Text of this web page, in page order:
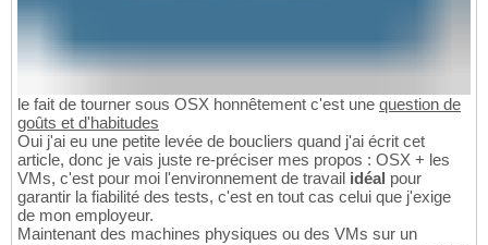
le fait de tourner sous OSX honnêtement c'est une question de
goûts et d'habitudes
Oui j'ai eu une petite levée de boucliers quand j'ai écrit cet
article, donc je vais juste re-préciser mes propos : OSX + les
VMs, c'est pour moi l'environnement de travail idéal pour
garantir la fiabilité des tests, c'est en tout cas celui que j'exige
de mon employeur.
Maintenant des machines physiques ou des VMs sur un